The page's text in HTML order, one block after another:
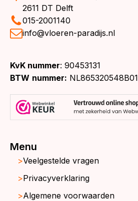
2611 DT Delft
015-2001140
info@vloeren-paradijs.nl
KvK nummer: 90453131
BTW nummer: NL865320548B01
Menu
Veelgestelde vragen
Privacyverklaring
Algemene voorwaarden